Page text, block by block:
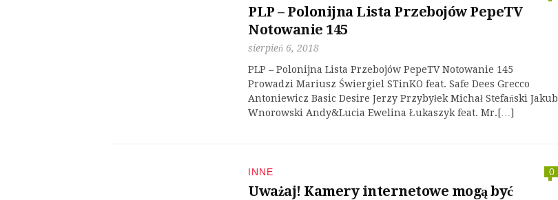
PLP – Polonijna Lista Przebojów PepeTV
Notowanie 145
sierpień 6, 2018
PLP – Polonijna Lista Przebojów PepeTV Notowanie 145
Prowadzi Mariusz Świergiel STinKO feat. Safe Dees Grecco
Antoniewicz Basic Desire Jerzy Przybyłek Michał Stefański Jakub
Wnorowski Andy&Lucia Ewelina Łukaszyk feat. Mr.[…]
INNE 0
Uważaj! Kamery internetowe mogą być